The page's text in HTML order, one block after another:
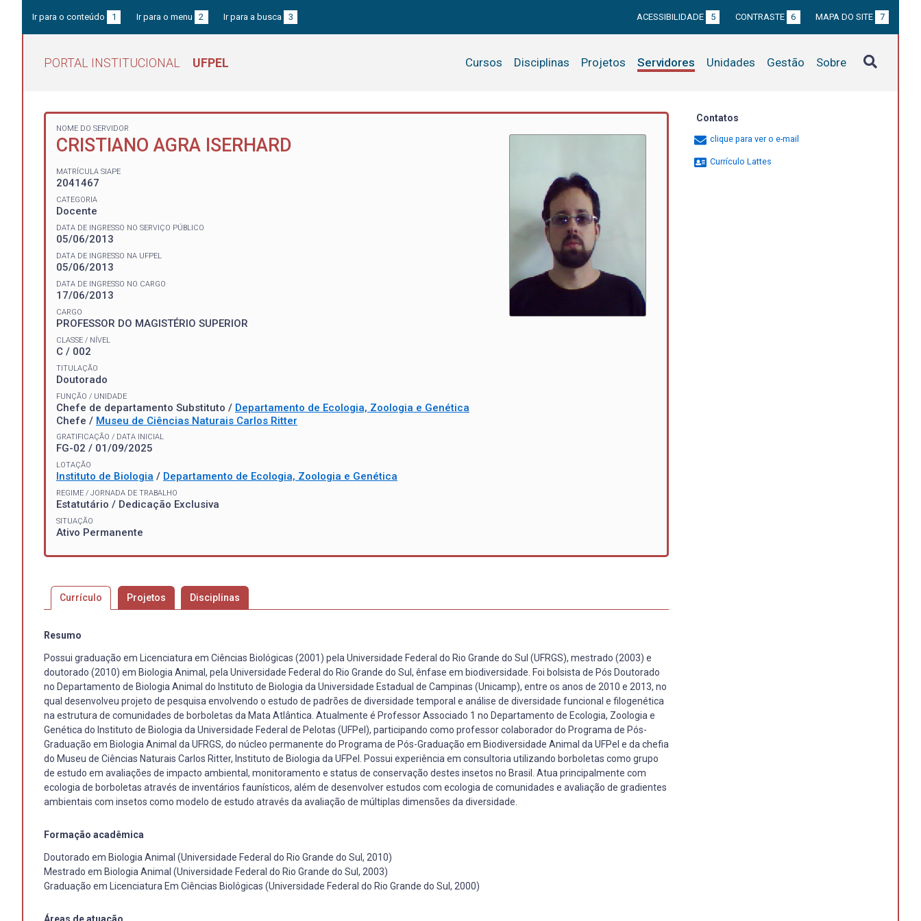
Ir para o conteúdo 1 Ir para o menu 2 Ir para a busca 3 ACESSIBILIDADE 5 CONTRASTE 6 MAPA DO SITE 7
PORTAL INSTITUCIONAL UFPEL Cursos Disciplinas Projetos Servidores Unidades Gestão Sobre
NOME DO SERVIDOR
CRISTIANO AGRA ISERHARD
MATRÍCULA SIAPE
2041467
CATEGORIA
Docente
DATA DE INGRESSO NO SERVIÇO PÚBLICO
05/06/2013
DATA DE INGRESSO NA UFPEL
05/06/2013
DATA DE INGRESSO NO CARGO
17/06/2013
CARGO
PROFESSOR DO MAGISTÉRIO SUPERIOR
CLASSE / NÍVEL
C / 002
TITULAÇÃO
Doutorado
FUNÇÃO / UNIDADE
Chefe de departamento Substituto / Departamento de Ecologia, Zoologia e Genética
Chefe / Museu de Ciências Naturais Carlos Ritter
GRATIFICAÇÃO / DATA INICIAL
FG-02 / 01/09/2025
LOTAÇÃO
Instituto de Biologia / Departamento de Ecologia, Zoologia e Genética
REGIME / JORNADA DE TRABALHO
Estatutário / Dedicação Exclusiva
SITUAÇÃO
Ativo Permanente
Currículo Projetos Disciplinas
Resumo
Possui graduação em Licenciatura em Ciências Biológicas (2001) pela Universidade Federal do Rio Grande do Sul (UFRGS), mestrado (2003) e
doutorado (2010) em Biologia Animal, pela Universidade Federal do Rio Grande do Sul, ênfase em biodiversidade. Foi bolsista de Pós Doutorado
no Departamento de Biologia Animal do Instituto de Biologia da Universidade Estadual de Campinas (Unicamp), entre os anos de 2010 e 2013, no
qual desenvolveu projeto de pesquisa envolvendo o estudo de padrões de diversidade temporal e análise de diversidade funcional e filogenética
na estrutura de comunidades de borboletas da Mata Atlântica. Atualmente é Professor Associado 1 no Departamento de Ecologia, Zoologia e
Genética do Instituto de Biologia da Universidade Federal de Pelotas (UFPel), participando como professor colaborador do Programa de Pós-
Graduação em Biologia Animal da UFRGS, do núcleo permanente do Programa de Pós-Graduação em Biodiversidade Animal da UFPel e da chefia
do Museu de Ciências Naturais Carlos Ritter, Instituto de Biologia da UFPel. Possui experiência em consultoria utilizando borboletas como grupo
de estudo em avaliações de impacto ambiental, monitoramento e status de conservação destes insetos no Brasil. Atua principalmente com
ecologia de borboletas através de inventários faunísticos, além de desenvolver estudos com ecologia de comunidades e avaliação de gradientes
ambientais com insetos como modelo de estudo através da avaliação de múltiplas dimensões da diversidade.
Formação acadêmica
Doutorado em Biologia Animal (Universidade Federal do Rio Grande do Sul, 2010)
Mestrado em Biologia Animal (Universidade Federal do Rio Grande do Sul, 2003)
Graduação em Licenciatura Em Ciências Biológicas (Universidade Federal do Rio Grande do Sul, 2000)
Contatos
clique para ver o e-mail
Currículo Lattes